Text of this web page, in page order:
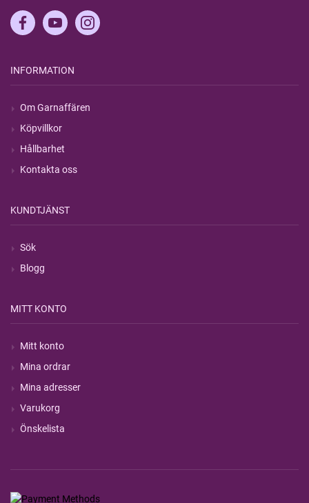
INFORMATION
Om Garnaffären
Köpvillkor
Hållbarhet
Kontakta oss
KUNDTJÄNST
Sök
Blogg
MITT KONTO
Mitt konto
Mina ordrar
Mina adresser
Varukorg
Önskelista